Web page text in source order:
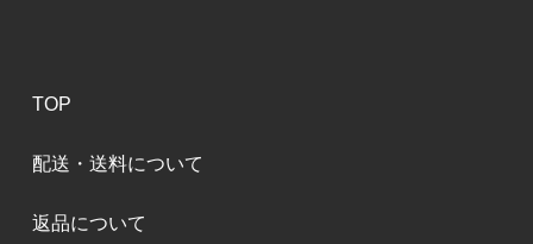
TOP
配送・送料について
返品について